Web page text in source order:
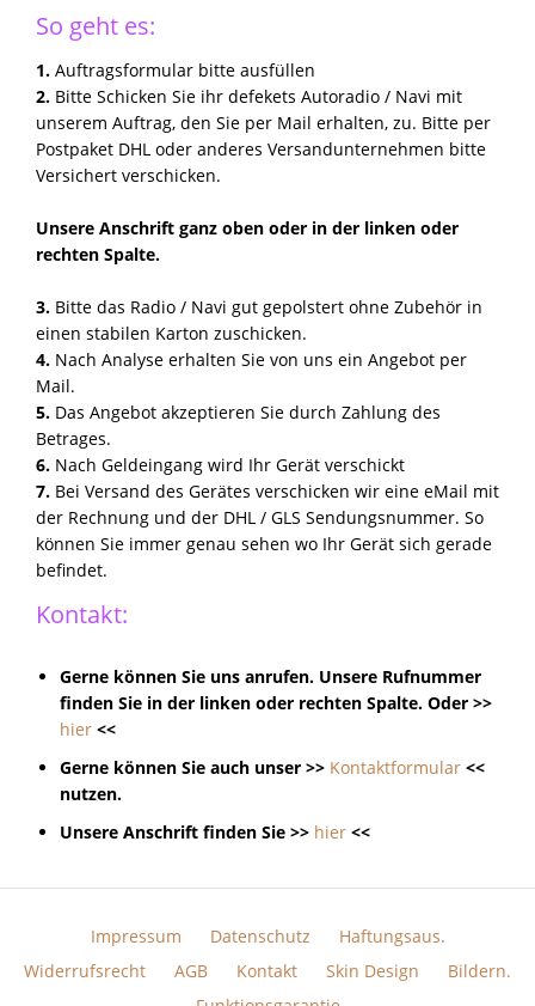
So geht es:
1. Auftragsformular bitte ausfüllen
2. Bitte Schicken Sie ihr defekets Autoradio / Navi mit
unserem Auftrag, den Sie per Mail erhalten, zu. Bitte per
Postpaket DHL oder anderes Versandunternehmen bitte
Versichert verschicken.
Unsere Anschrift ganz oben oder in der linken oder
rechten Spalte.
3. Bitte das Radio / Navi gut gepolstert ohne Zubehör in
einen stabilen Karton zuschicken.
4. Nach Analyse erhalten Sie von uns ein Angebot per
Mail.
5. Das Angebot akzeptieren Sie durch Zahlung des
Betrages.
6. Nach Geldeingang wird Ihr Gerät verschickt
7. Bei Versand des Gerätes verschicken wir eine eMail mit
der Rechnung und der DHL / GLS Sendungsnummer. So
können Sie immer genau sehen wo Ihr Gerät sich gerade
befindet.
Kontakt:
Gerne können Sie uns anrufen. Unsere Rufnummer
finden Sie in der linken oder rechten Spalte. Oder >>
hier <<
Gerne können Sie auch unser >> Kontaktformular <<
nutzen.
Unsere Anschrift finden Sie >> hier <<
Impressum Datenschutz
Haftungsaus.
Widerrufsrecht
AGB Kontakt Skin Design
Bildern.